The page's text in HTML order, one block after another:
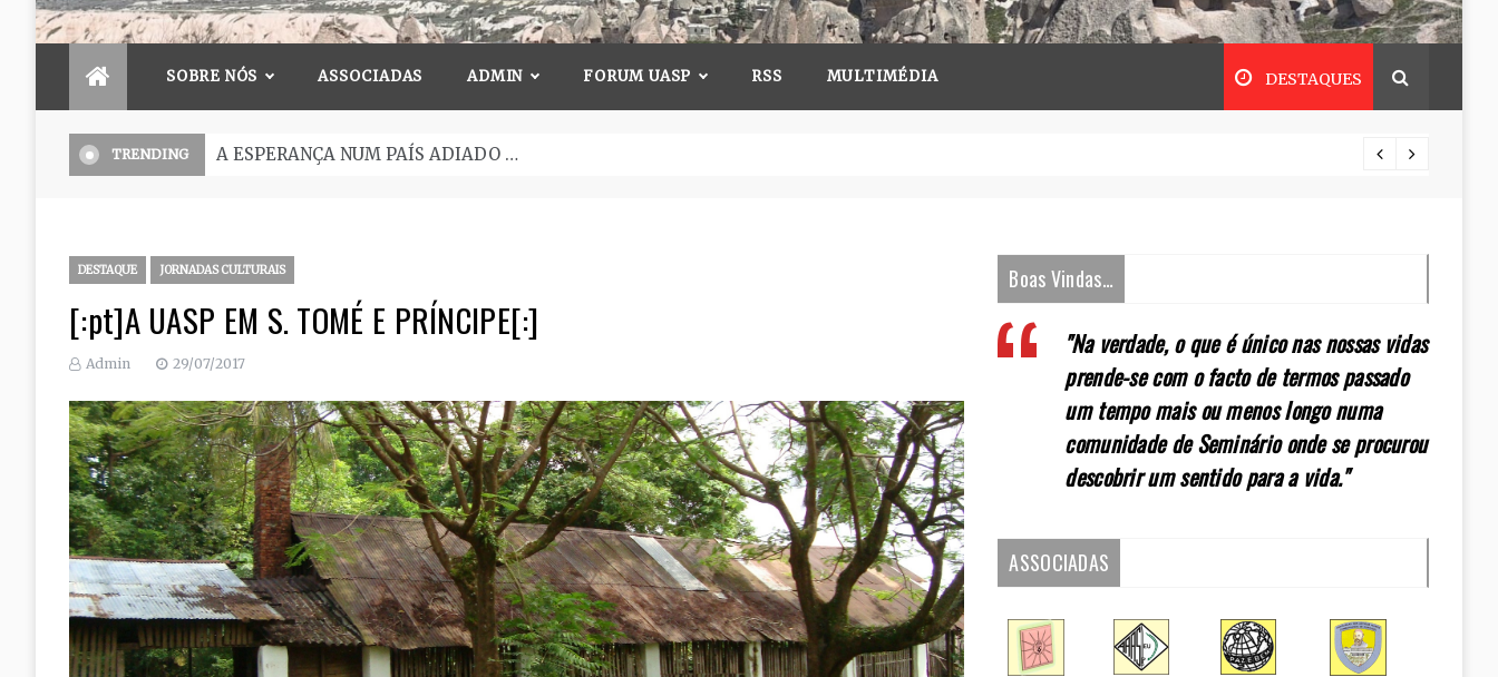
SOBRE NÓS ASSOCIADAS ADMIN FORUM UASP RSS MULTIMÉDIA DESTAQUES
TRENDING O Seminário, uma grande escola de formação.
DESTAQUE JORNADAS CULTURAIS
[:pt]A UASP EM S. TOMÉ E PRÍNCIPE[:]
Admin 29/07/2017
Boas Vindas…
"Na verdade, o que é único nas nossas vidas
prende-se com o facto de termos passado
um tempo mais ou menos longo numa
comunidade de Seminário onde se procurou
descobrir um sentido para a vida."
ASSOCIADAS